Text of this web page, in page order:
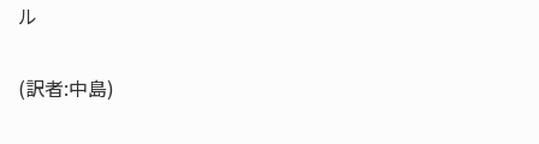
ル
(訳者:中島)